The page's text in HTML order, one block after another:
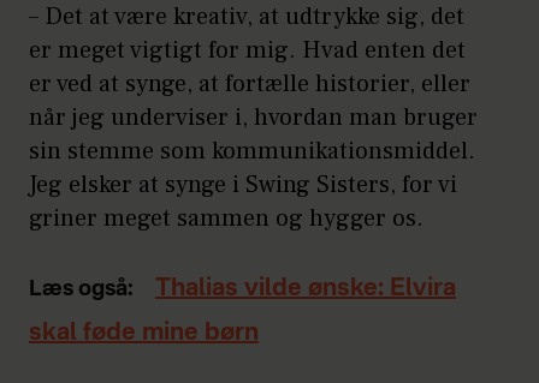
– Det at være kreativ, at udtrykke sig, det
er meget vigtigt for mig. Hvad enten det
er ved at synge, at fortælle historier, eller
når jeg underviser i, hvordan man bruger
sin stemme som kommunikationsmiddel.
Jeg elsker at synge i Swing Sisters, for vi
griner meget sammen og hygger os.
Læs også:
Thalias vilde ønske: Elvira
skal føde mine børn